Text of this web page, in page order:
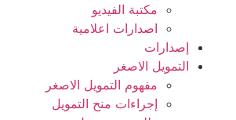
مكتبة الفيديو
اصدارات اعلامية
إصدارات
التمويل الاصغر
مفهوم التمويل الاصغر
إجراءات منح التمويل